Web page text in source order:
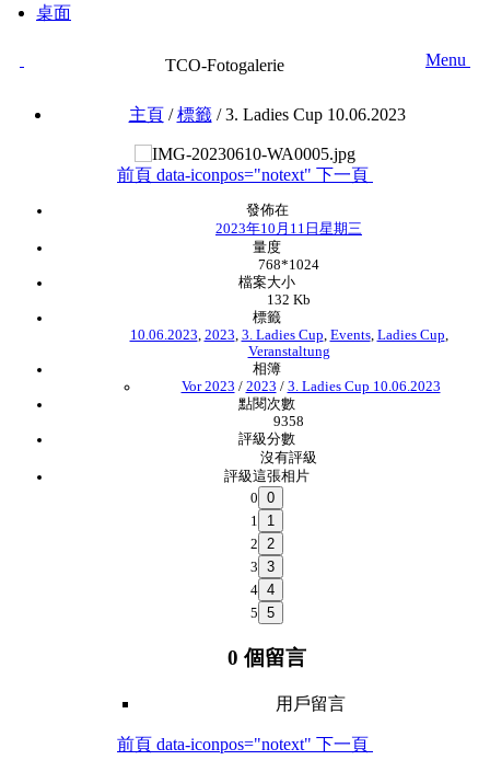
桌面
TCO-Fotogalerie Menu
主頁/標籤 /3. Ladies Cup 10.06.2023
前頁 data-iconpos="notext" 下一頁
發佈在
2023年10月11日星期三
量度
768*1024
檔案大小
132 Kb
標籤
10.06.2023 2023 3. Ladies Cup Events, Ladies Cup
Veranstaltung
相簿
Vor 2023 / 2023 / 3. Ladies Cup 10.06.2023
點閱次數
9358
評級分數
沒有評級
評級這張相片
0
1
2
3
4
5
0 個留言
用戶留言
前頁 data-iconpos="notext" 下一頁